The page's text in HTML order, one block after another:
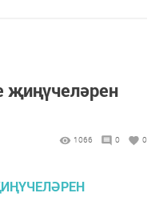
җиңүчеләрен
1066 0 0